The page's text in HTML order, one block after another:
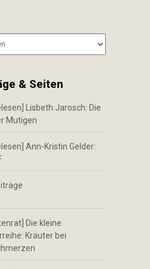
& Seiten
Lisbeth Jarosch: Die
Mutigen
Ann-Kristin Gelder:
Die kleine
Kräuter bei